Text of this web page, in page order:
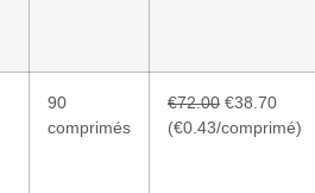
90
comprimés
€72.00 €38.70
(€0.43/comprimé)